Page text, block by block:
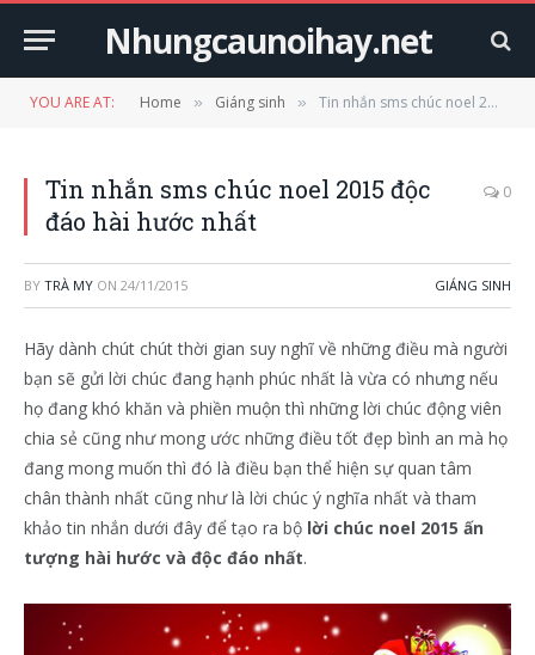
Nhungcaunoihay.net
YOU ARE AT: Home » Giáng sinh » Tin nhắn sms chúc noel 2015 độc đáo hài hước nhất
Tin nhắn sms chúc noel 2015 độc
đáo hài hước nhất
0
BY TRÀ MY ON 24/11/2015 GIÁNG SINH
Hãy dành chút chút thời gian suy nghĩ về những điều mà người
bạn sẽ gửi lời chúc đang hạnh phúc nhất là vừa có nhưng nếu
họ đang khó khăn và phiền muộn thì những lời chúc động viên
chia sẻ cũng như mong ước những điều tốt đẹp bình an mà họ
đang mong muốn thì đó là điều bạn thể hiện sự quan tâm
chân thành nhất cũng như là lời chúc ý nghĩa nhất và tham
khảo tin nhắn dưới đây để tạo ra bộ lời chúc noel 2015 ấn
tượng hài hước và độc đáo nhất.